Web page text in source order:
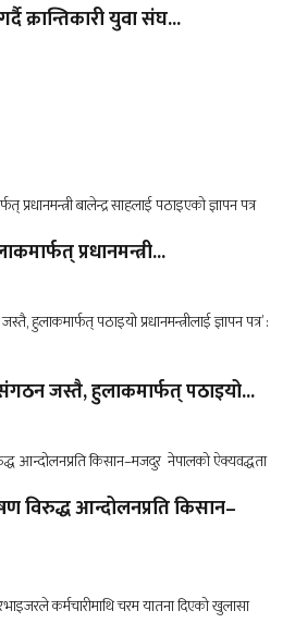
क्रान्तिकारी युवा संघ...
प्रधानमन्त्री...
जस्तै, हुलाकमार्फत् पठाइयो...
विरुद्ध आन्दोलनप्रति किसान–